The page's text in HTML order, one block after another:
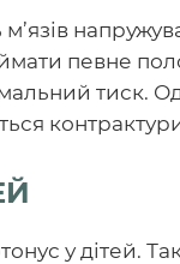
певне
тиск.
у дітей.